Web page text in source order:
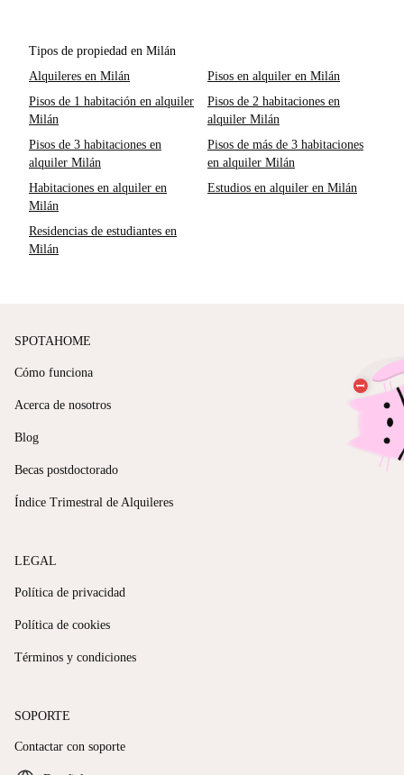
Tipos de propiedad en Milán
Alquileres en Milán
Pisos en alquiler en Milán
Pisos de 1 habitación en alquiler
Milán
Pisos de 2 habitaciones en
alquiler Milán
Pisos de 3 habitaciones en
alquiler Milán
Pisos de más de 3 habitaciones
en alquiler Milán
Habitaciones en alquiler en
Milán
Estudios en alquiler en Milán
Residencias de estudiantes en
Milán
SPOTAHOME
Cómo funciona
Acerca de nosotros
Blog
Becas postdoctorado
Índice Trimestral de Alquileres
LEGAL
Política de privacidad
Política de cookies
Términos y condiciones
SOPORTE
Contactar con soporte